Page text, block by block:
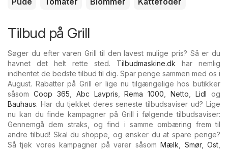
Tilbud på Grill
Søger du efter varen Grill til den lavest mulige pris? Så er du
havnet det helt rette sted. Tilbudmaskine.dk har nemlig
indhentet de bedste tilbud til dig. Spar penge sammen med os i
August. Rabatter på Grill er lige nu tilgængelige hos butikker
såsom Coop 365 Abc Lavpris ,Rema 1000 ,Netto ,Lidl og
Bauhaus. Har du tjekket deres seneste tilbudsaviser ud? Lige
nu kan du finde kampagner på Grill i følgende tilbudsaviser:
Gennemgå dem straks, og find i samme ombæring frem til
andre tilbud! Skal du shoppe, og ønsker du at spare penge?
Så tjek vores kampagner på varer såsomMælk Smør,Ost